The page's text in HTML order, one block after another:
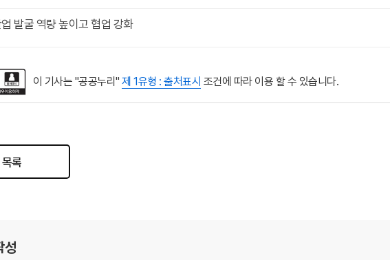
발굴 역량 높이고 협업 강화
이 기사는 "공공누리"제 1유형 : 출처표시 조건에 따라 이용 할 수 있습니다.
목록
성